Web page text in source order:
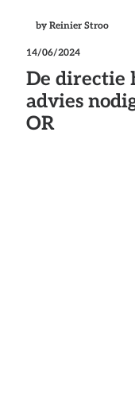
by Reinier Stroo
14/06/2024
De directie
advies
OR